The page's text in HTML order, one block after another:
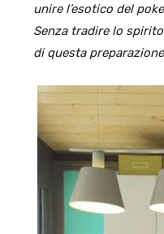
unire l’esotico del
Senza tradire lo
di questa preparazione